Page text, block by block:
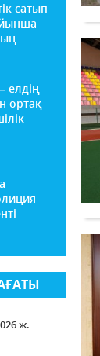
сатып
елдің
ортақ
ж.